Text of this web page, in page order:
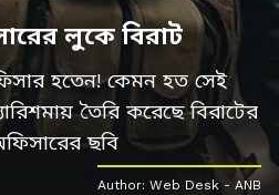
লুকে বিরাট
হতেন! কেমন হত সেই
তৈরি করেছে বিরাটের
ছবি
Author: Web Desk - ANB